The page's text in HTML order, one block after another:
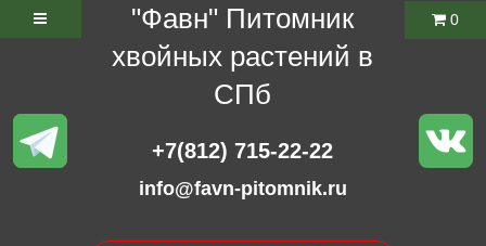
"Фавн" Питомник
хвойных растений в
СПб
+7(812) 715-22-22
info@favn-pitomnik.ru
0